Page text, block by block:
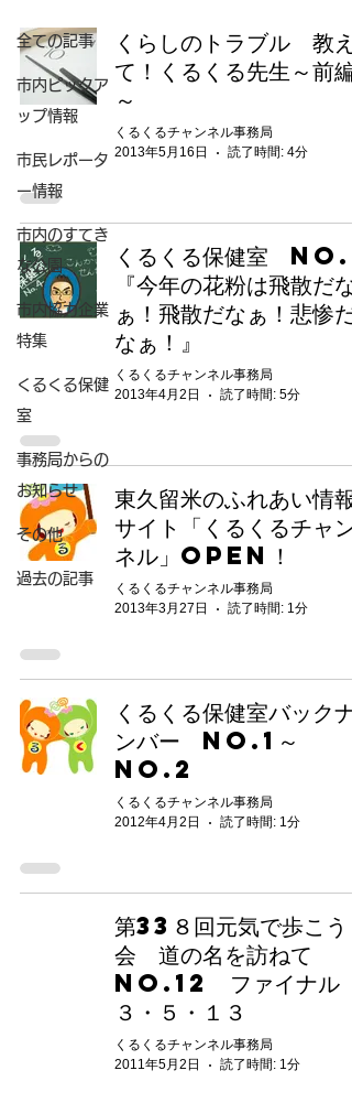
全ての記事
市内ピックア
ップ情報
市民レポータ
ー情報
市内のすてき
な公園
市内協力企業
特集
くるくる保健
室
事務局からの
お知らせ
その他
過去の記事
くらしのトラブル 教え
て！くるくる先生～前編
～
くるくるチャンネル事務局
2013年5月16日
読了時間: 4分
くるくる保健室
『今年の花粉は飛散だな
ぁ！飛散だなぁ！悲惨だ
なぁ！』
くるくるチャンネル事務局
2013年4月2日
読了時間: 5分
東久留米のふれあい情報
サイト「くるくるチャン
ネル」Open！
くるくるチャンネル事務局
2013年3月27日
読了時間: 1分
くるくる保健室バックナ
ンバー No.1～
No.2
くるくるチャンネル事務局
2012年4月2日
読了時間: 1分
第33８回元気で歩こう
会 道の名を訪ねて
NO.12 ファイナル
３・５・１３
くるくるチャンネル事務局
2011年5月2日
読了時間: 1分